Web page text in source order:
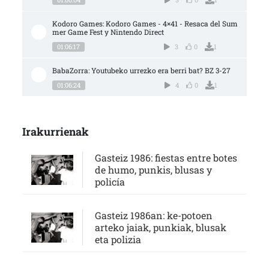
Kodoro Games: Kodoro Games - 4×41 - Resaca del Sum
mer Game Fest y Nintendo Direct
01:06:17 3 0 1
BabaZorra: Youtubeko urrezko era berri bat? BZ 3-27
01:06:24 4 0 1
Irakurrienak
Gasteiz 1986: fiestas entre botes
de humo, punkis, blusas y
policía
Gasteiz 1986an: ke-potoen
arteko jaiak, punkiak, blusak
eta polizia